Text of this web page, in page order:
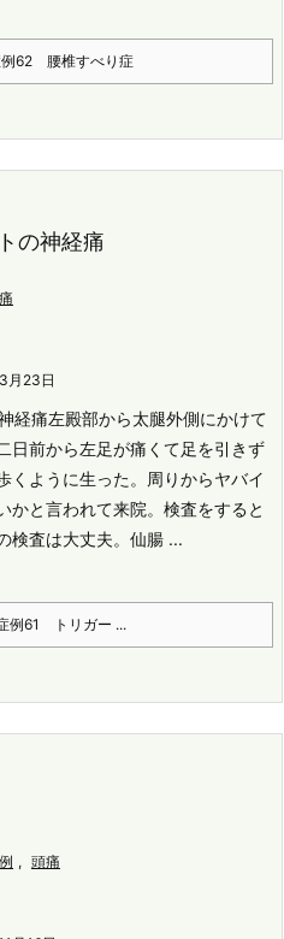
62 腰椎すべり症
の神経痛
月23日
経痛左殿部から太腿外側にかけて
日前から左足が痛くて足を引きず
くように生った。 周りからヤバイ
かと言われて来院。 検査をすると
検査は大丈夫。 仙腸 ...
例61 トリガー ...
, 頭痛